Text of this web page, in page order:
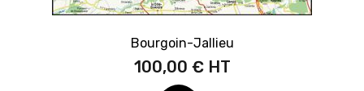
Bourgoin-Jallieu
100,00 €